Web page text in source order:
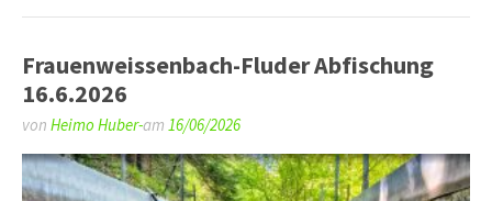
Frauenweissenbach-Fluder Abfischung
16.6.2026
von Heimo Huber-am 16/06/2026